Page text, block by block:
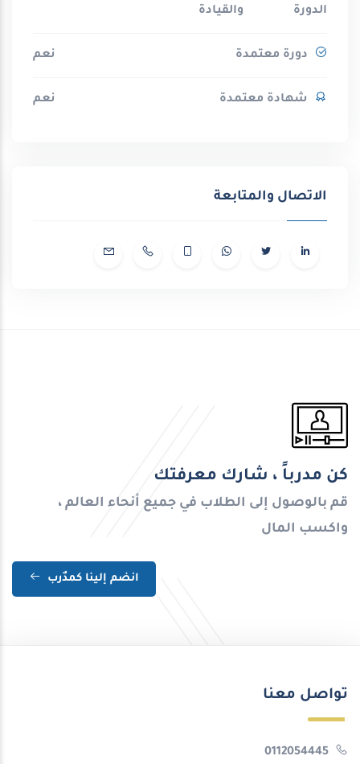
الدورة
والقيادة
دورة معتمدة نعم
شهادة معتمدة نعم
الاتصال والمتابعة
كن مدرباً ، شارك معرفتك
قم بالوصول إلى الطلاب في جميع أنحاء العالم ،
واكسب المال
انضم إلينا كمدٌرب
تواصل معنا